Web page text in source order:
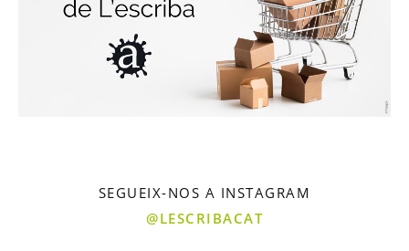
SEGUEIX-NOS A INSTAGRAM
@LESCRIBACAT